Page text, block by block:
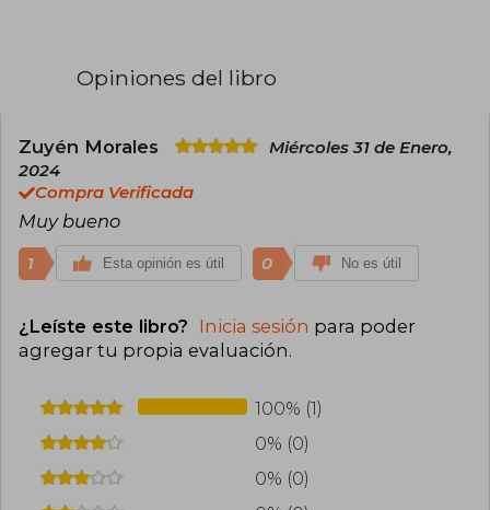
Opiniones del libro
Zuyén Morales
Miércoles 31 de Enero,
2024
Compra Verificada
Muy bueno
1 Esta opinión es útil 0 No es útil
¿Leíste este libro? Inicia sesión para poder
agregar tu propia evaluación.
100% (1)
0% (0)
0% (0)